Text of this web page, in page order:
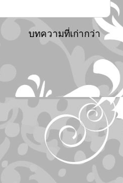
บทความที่เก่ากว่า